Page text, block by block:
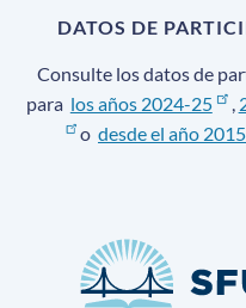
DATOS DE
Consulte los datos de
para los años 2024-25 ,
o desde el año